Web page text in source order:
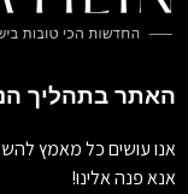
האתר בתהליך
אנו עושים כל מאמץ
אנא פנה אלינו!